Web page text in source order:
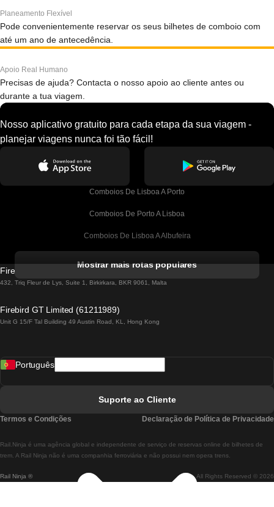
Planeamento Flexível
Pode convenientemente reservar os seus bilhetes de comboio com
até um ano de antecedência.
Apoio Real Humano
Precisas de ajuda? Contacta o nosso apoio ao cliente antes ou
durante a tua viagem.
Nosso aplicativo gratuito para cada etapa da sua viagem -
planejar viagens nunca foi tão fácil!
Comboios De Lisboa A Porto
Comboios De Porto A Lisboa
Comboios De Lisboa A Albufeira
Comboios De Lisboa A Lagos
Comboios De Lisboa A Madrid
Comboios De Lisboa A Braga
Comboios De Braga A Lisboa
Mostrar mais rotas populares
Firebird GT Limited (OC 1451)
432, Triq Fleur de Lys, Suite 1, Birkirkara, BKR 9061, Malta
Firebird GT Limited (61211989)
Unit G 15/F Tal Building 49 Austin Road, KL, Hong Kong
Rail Ninja ® All Rights Reserved © 2026
Rail.Ninja é uma agência global e independente de serviço de reservas online de bilhetes de
trem. A Rail Ninja não é uma companhia ferroviária e não possui nem opera trens.
Português
Suporte ao Cliente
Termos e Condições Declaração de Política de Privacidade